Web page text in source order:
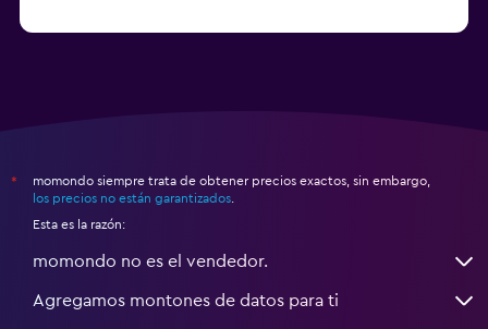
*
momondo siempre trata de obtener precios exactos, sin embargo,
los precios no están garantizados
Esta es la razón:
momondo no es el vendedor.
Agregamos montones de datos para ti